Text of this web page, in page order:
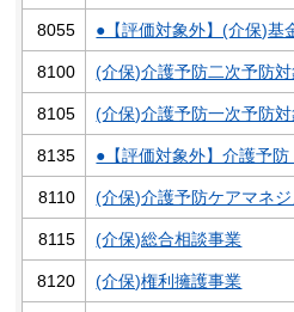
8055 ●【評価対象外】(介保)基
8100 (介保)介護予防二次予防
8105 (介保)介護予防一次予防
8135 ●【評価対象外】介護予
8110 (介保)介護予防ケアマネ
8115 (介保)総合相談事業
8120 (介保)権利擁護事業